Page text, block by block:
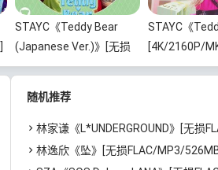
STAYC《Teddy Bear
(Japanese Ver.)》[无损
FLAC/MP3/100MB]百度
STAYC《
[4K/2160P/
迅雷云网盘下
随机推荐
林家谦《L*UNDERGROUND》[无损FLAC/MP3/1.5GB]
林逸欣《坠》[无损FLAC/MP3/526MB]百度